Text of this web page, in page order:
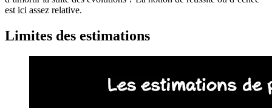
est ici assez relative.
Limites des estimations